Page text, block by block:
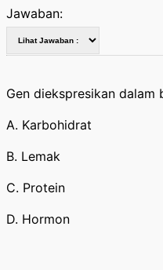
Jawaban:
Gen diekspresikan dalam
A. Karbohidrat
B. Lemak
C. Protein
D. Hormon